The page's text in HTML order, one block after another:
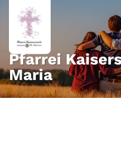
Zum Inhalt springen
Pfarrei
Maria